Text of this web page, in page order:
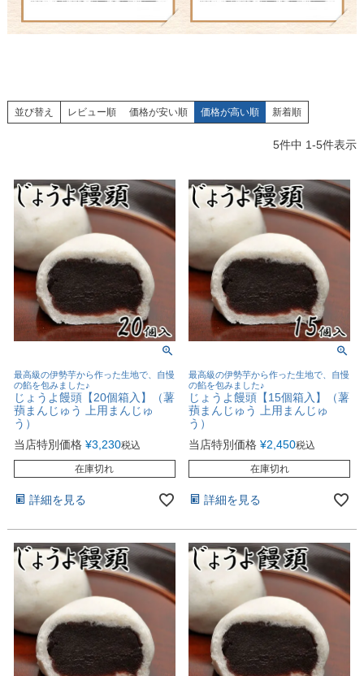
並び替え レビュー順 価格が安い順 価格が高い順 新着順
5件中 1-5件表示
最高級の伊勢芋から作った生地で、自慢
の餡を包みました♪
じょうよ饅頭【20個箱入】（薯
蕷まんじゅう 上用まんじゅ
う）
当店特別価格 ¥3,230税込
在庫切れ
詳細を見る
最高級の伊勢芋から作った生地で、自慢
の餡を包みました♪
じょうよ饅頭【15個箱入】（薯
蕷まんじゅう 上用まんじゅ
う）
当店特別価格 ¥2,450税込
在庫切れ
詳細を見る